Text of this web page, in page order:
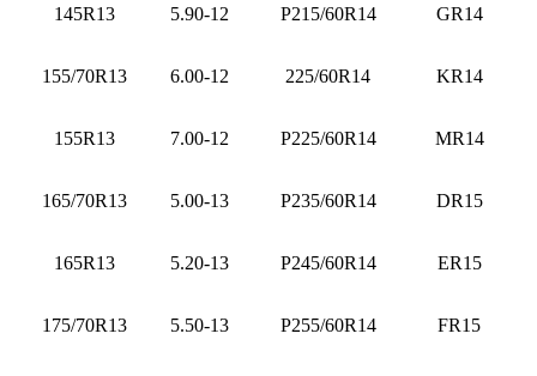
145R13 5.90-12 P215/60R14 GR14
155/70R13 6.00-12 225/60R14 KR14
155R13 7.00-12 P225/60R14 MR14
165/70R13 5.00-13 P235/60R14 DR15
165R13 5.20-13 P245/60R14 ER15
175/70R13 5.50-13 P255/60R14 FR15